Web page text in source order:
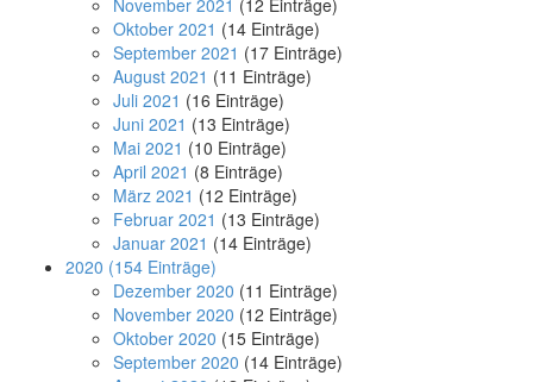
November 2021 (12 Einträge)
Oktober 2021 (14 Einträge)
September 2021 (17 Einträge)
August 2021 (11 Einträge)
Juli 2021 (16 Einträge)
Juni 2021 (13 Einträge)
Mai 2021 (10 Einträge)
April 2021 (8 Einträge)
März 2021 (12 Einträge)
Februar 2021 (13 Einträge)
Januar 2021 (14 Einträge)
2020 (154 Einträge)
Dezember 2020 (11 Einträge)
November 2020 (12 Einträge)
Oktober 2020 (15 Einträge)
September 2020 (14 Einträge)